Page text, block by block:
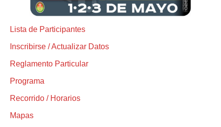
Lista de Participantes
Inscribirse / Actualizar Datos
Reglamento Particular
Programa
Recorrido / Horarios
Mapas